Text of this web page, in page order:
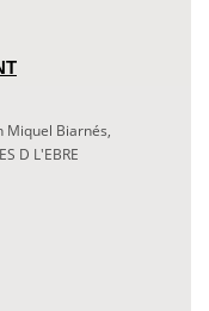
Biarnés,
D L'EBRE